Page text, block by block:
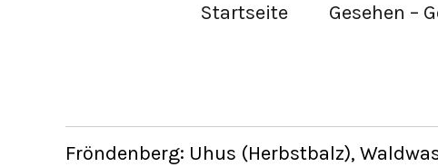
Startseite Gesehen –
Fröndenberg: Uhus (Herbstbalz),